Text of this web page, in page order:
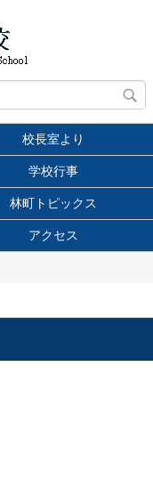
校長室より
学校行事
林町トピックス
アクセス